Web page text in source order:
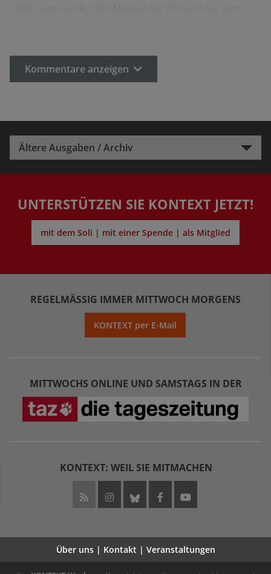
Kommentare anzeigen
Ältere Ausgaben / Archiv
UNTERSTÜTZEN SIE KONTEXT JETZT!
mit dem Soli | mit einer Spende | als Mitglied
REGELMÄSSIG IMMER MITTWOCH MORGENS
KONTEXT per E-Mail
MITTWOCHS ONLINE UND SAMSTAGS IN DER
KONTEXT: WEIL SIE MITMACHEN
Über uns | Kontakt | Veranstaltungen